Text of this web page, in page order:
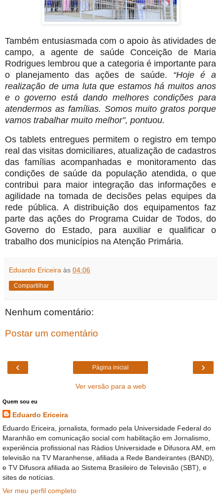
Também entusiasmada com o apoio às atividades de
campo, a agente de saúde Conceição de Maria
Rodrigues lembrou que a categoria é importante para
o planejamento das ações de saúde. “Hoje é a
realização de uma luta que estamos há muitos anos
e o governo está dando melhores condições para
atendermos as famílias. Somos muito gratos porque
vamos trabalhar muito melhor”, pontuou.
Os tablets entregues permitem o registro em tempo
real das visitas domiciliares, atualização de cadastros
das famílias acompanhadas e monitoramento das
condições de saúde da população atendida, o que
contribui para maior integração das informações e
agilidade na tomada de decisões pelas equipes da
rede pública. A distribuição dos equipamentos faz
parte das ações do Programa Cuidar de Todos, do
Governo do Estado, para auxiliar e qualificar o
trabalho dos municípios na Atenção Primária.
Eduardo Ericeira às 04:06
Compartilhar
Nenhum comentário:
Postar um comentário
‹ ›
Página inicial
Ver versão para a web
Quem sou eu
Eduardo Ericeira
Eduardo Ericeira, jornalista, formado pela Universidade Federal do
Maranhão em comunicação social com habilitação em Jornalismo,
experiência profissional nas Rádios Universidade e Difusora AM, em
televisão na TV Maranhense, afiliada a Rede Bandeirantes (BAND),
e TV Difusora afiliada ao Sistema Brasileiro de Televisão (SBT), e
sites de notícias.
Ver meu perfil completo